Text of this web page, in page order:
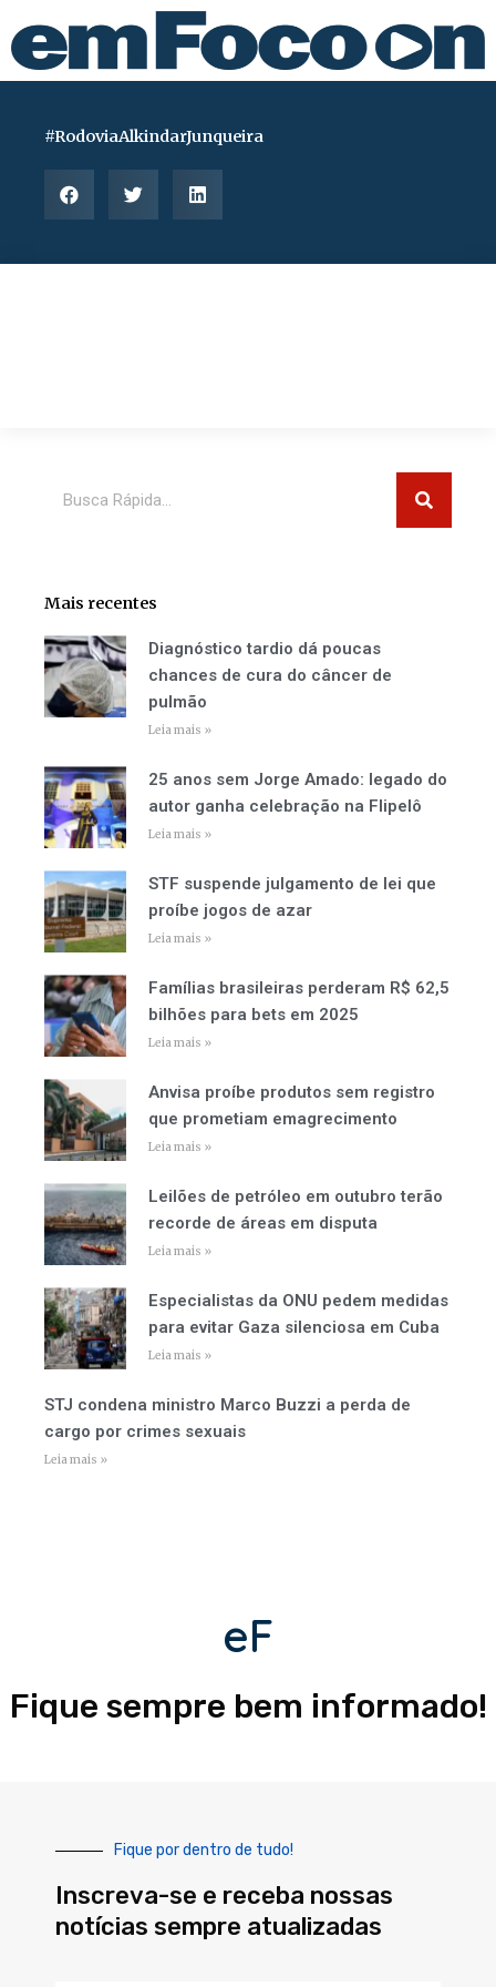
para
#RodoviaAlkindarJunqueira
Mais recentes
Diagnóstico tardio dá poucas
chances de cura do câncer de
pulmão
Leia mais »
25 anos sem Jorge Amado: legado do
autor ganha celebração na Flipelô
Leia mais »
STF suspende julgamento de lei que
proíbe jogos de azar
Leia mais »
Famílias brasileiras perderam R$ 62,5
bilhões para bets em 2025
Leia mais »
Anvisa proíbe produtos sem registro
que prometiam emagrecimento
Leia mais »
Leilões de petróleo em outubro terão
recorde de áreas em disputa
Leia mais »
Especialistas da ONU pedem medidas
para evitar Gaza silenciosa em Cuba
Leia mais »
STJ condena ministro Marco Buzzi a perda de
cargo por crimes sexuais
Leia mais »
eF
Fique sempre bem informado!
Fique por dentro de tudo!
Inscreva-se e receba nossas
notícias sempre atualizadas